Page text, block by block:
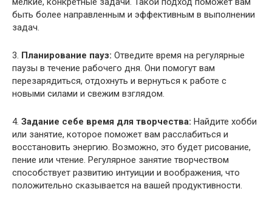
быть более направленным и эффективным в выполнении
задач.
3. Планирование пауз: Отведите время на регулярные
паузы в течение рабочего дня. Они помогут вам
перезарядиться, отдохнуть и вернуться к работе с
новыми силами и свежим взглядом.
4. Задание себе время для творчества: Найдите хобби
или занятие, которое поможет вам расслабиться и
восстановить энергию. Возможно, это будет рисование,
пение или чтение. Регулярное занятие творчеством
способствует развитию интуиции и воображения, что
положительно сказывается на вашей продуктивности.